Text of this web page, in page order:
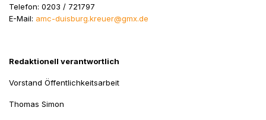
Telefon: 0203 / 721797
E-Mail: amc-duisburg.kreuer@gmx.de
Redaktionell verantwortlich
Vorstand Öffentlichkeitsarbeit
Thomas Simon